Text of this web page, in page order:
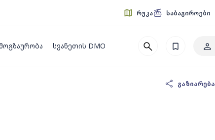
რუკა საბაგიროები
სვანეთის DMO
გაზიარება